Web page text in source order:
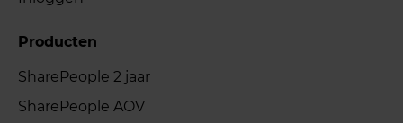
Producten
SharePeople 2 jaar
SharePeople AOV